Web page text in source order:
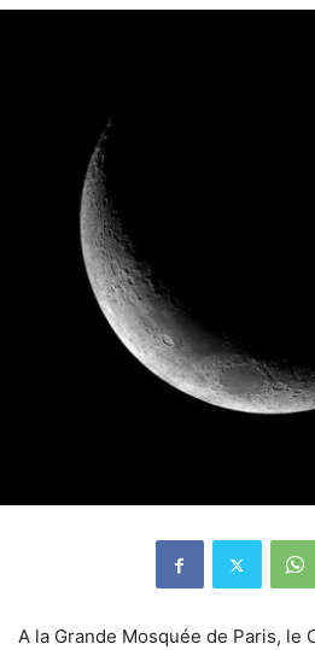
A la Grande Mosquée de Paris, le